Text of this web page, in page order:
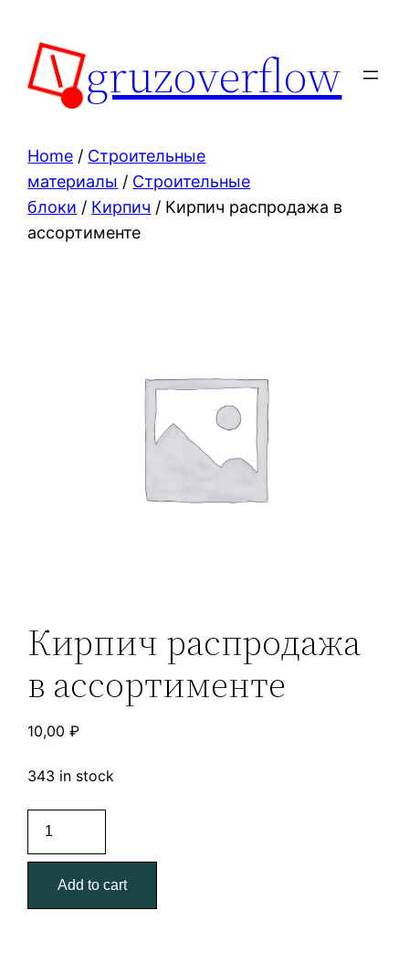
content
gruzoverflow
Home / Строительные
материалы / Строительные
блоки / Кирпич / Кирпич распродажа в
ассортименте
Кирпич распродажа
в ассортименте
10,00₽
343 in stock
распродажа
в
ассортименте
quantity
Add to cart